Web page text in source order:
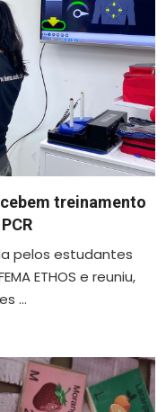
treinamento
pelos estudantes
ETHOS e reuniu,
...